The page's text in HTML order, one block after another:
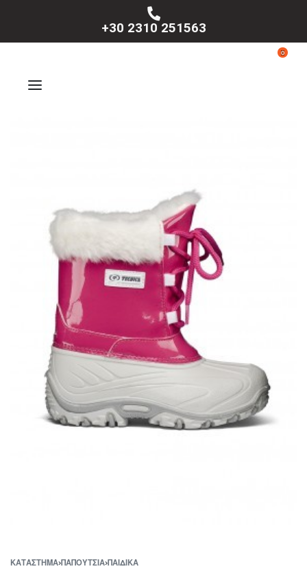
+30 2310 251563
0
ΚΑΤΆΣΤΗΜΑ›ΠΑΠΟΥΤΣΙΑ›ΠΑΙΔΙΚΑ